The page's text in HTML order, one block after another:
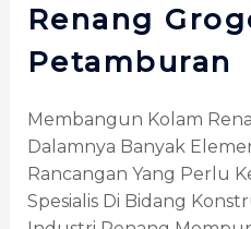
Renang
Petamburan
Membangun Kolam
Dalamnya Banyak
Rancangan Yang Perlu
Spesialis Di Bidang